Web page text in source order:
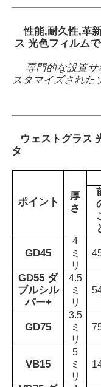
性能,耐久性,革
ス 光色フィルム
専門的な設置
スタマイズされた
ウェストグラス
タ
ポイント
厚
さ
GD45
4
ミ
リ
GD55 ダ
ブルシル
バー+
4.5
ミ
リ
GD75
3.5
ミ
リ
VB15
5
ミ
リ